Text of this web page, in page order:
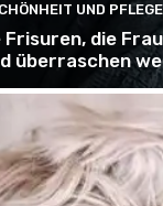
UND PFLEGE
die
überraschen